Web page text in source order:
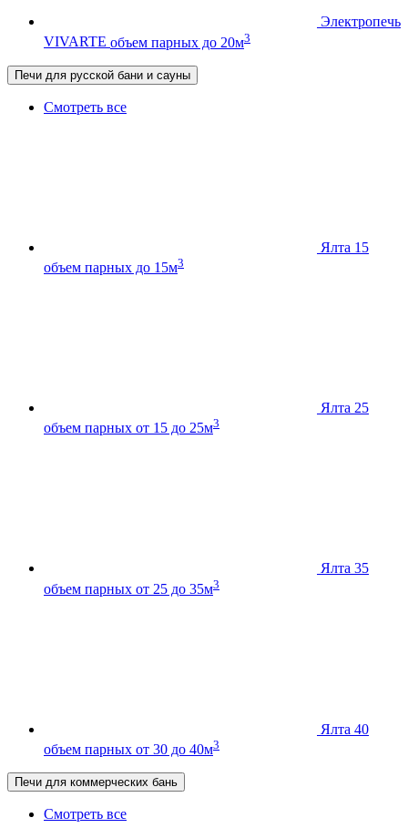
Электропечь
VIVARTE объем парных до 20м3
Печи для русской бани и сауны
Смотреть все
Ялта 15
объем парных до 15м3
Ялта 25
объем парных от 15 до 25м3
Ялта 35
объем парных от 25 до 35м3
Ялта 40
объем парных от 30 до 40м3
Печи для коммерческих бань
Смотреть все